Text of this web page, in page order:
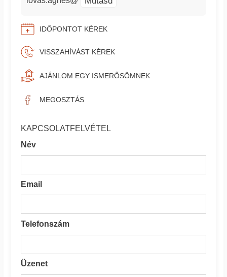
IDŐPONTOT KÉREK
VISSZAHÍVÁST KÉREK
AJÁNLOM EGY ISMERŐSÖMNEK
MEGOSZTÁS
KAPCSOLATFELVÉTEL
Név
Email
Telefonszám
Üzenet